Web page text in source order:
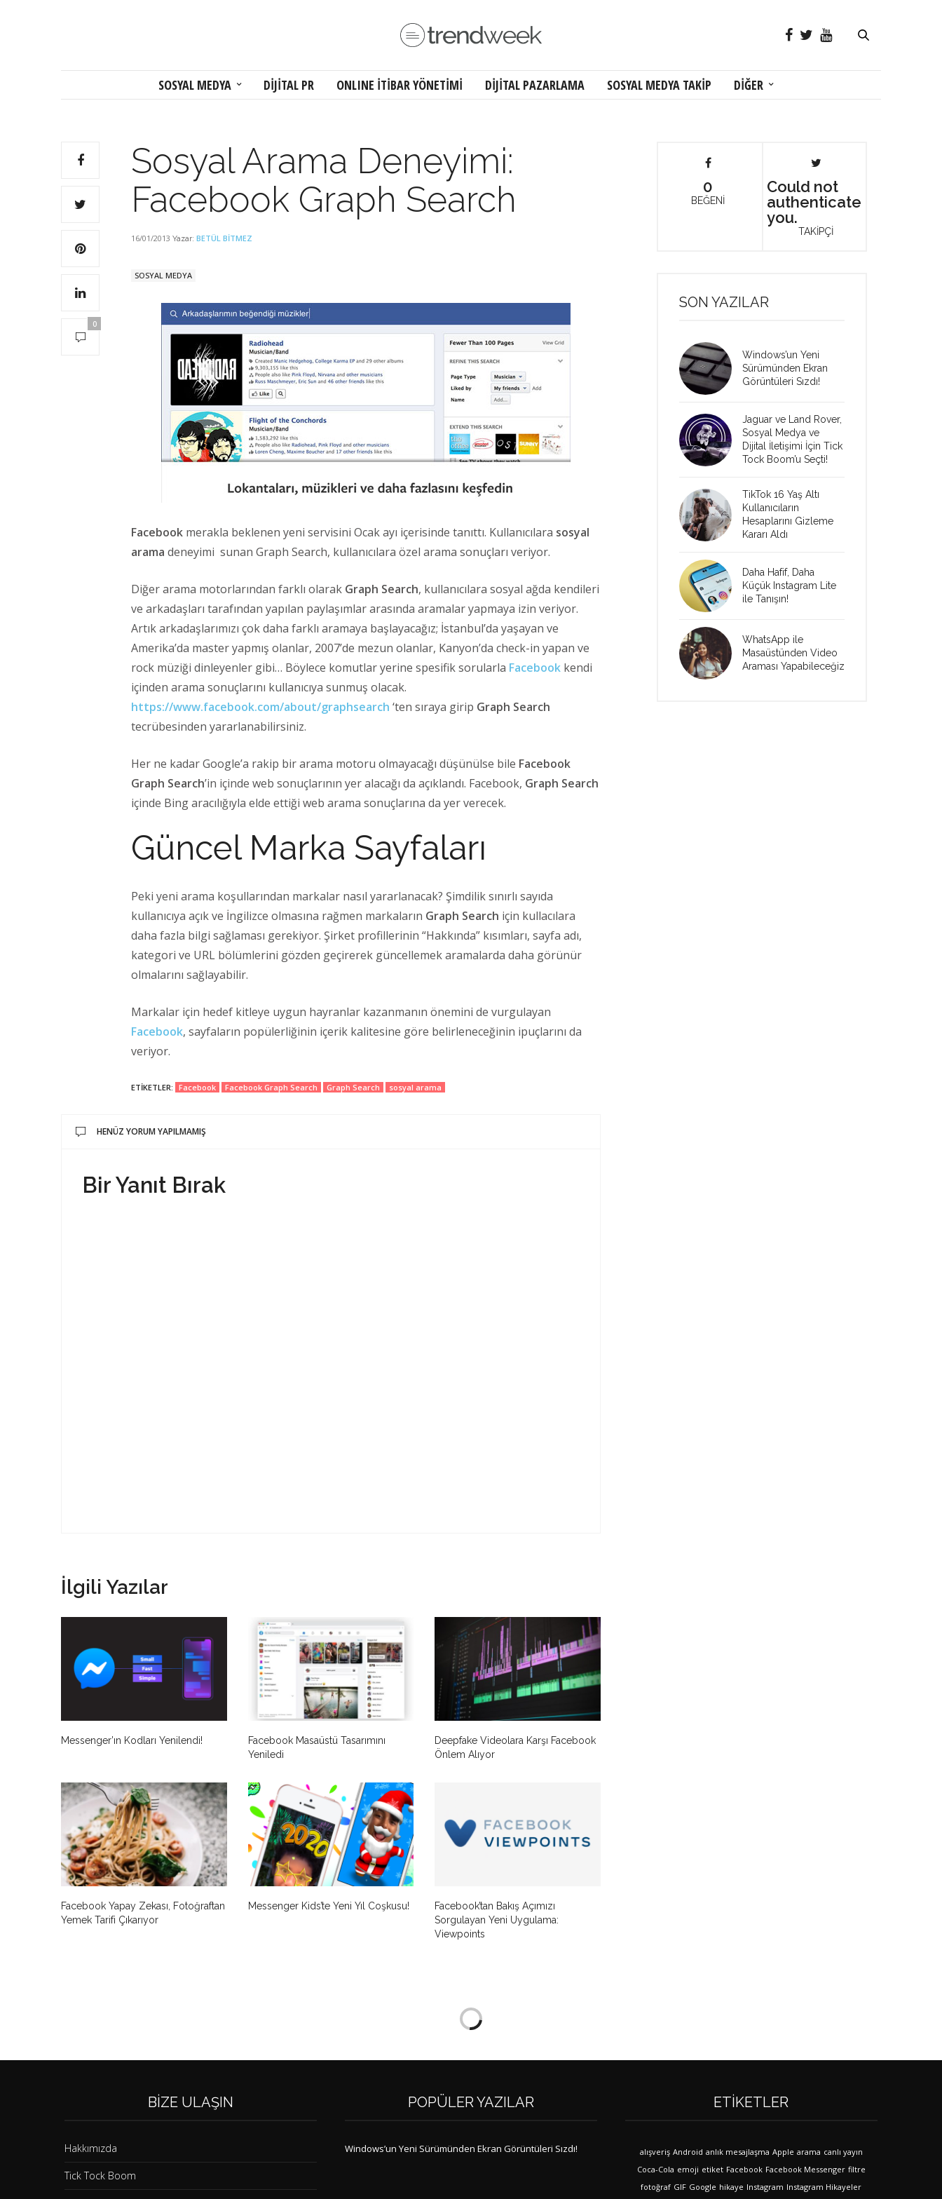
SOSYAL MEDYA DİJİTAL PR ONLINE İTİBAR YÖNETİMİ DİJİTAL PAZARLAMA SOSYAL MEDYA TAKİP DİĞER
0
Sosyal Arama Deneyimi:
Facebook Graph Search
16/01/2013 Yazar: BETÜL BITMEZ
SOSYAL MEDYA
Facebook merakla beklenen yeni servisini Ocak ayı içerisinde tanıttı. Kullanıcılara sosyal
arama deneyimi sunan Graph Search, kullanıcılara özel arama sonuçları veriyor.
Diğer arama motorlarından farklı olarak Graph Search, kullanıcılara sosyal ağda kendileri
ve arkadaşları tarafından yapılan paylaşımlar arasında aramalar yapmaya izin veriyor.
Artık arkadaşlarımızı çok daha farklı aramaya başlayacağız; İstanbul’da yaşayan ve
Amerika’da master yapmış olanlar, 2007’de mezun olanlar, Kanyon’da check-in yapan ve
rock müziği dinleyenler gibi… Böylece komutlar yerine spesifik sorularla Facebook kendi
içinden arama sonuçlarını kullanıcıya sunmuş olacak.
https://www.facebook.com/about/graphsearch ‘ten sıraya girip Graph Search
tecrübesinden yararlanabilirsiniz.
Her ne kadar Google’a rakip bir arama motoru olmayacağı düşünülse bile Facebook
Graph Search’in içinde web sonuçlarının yer alacağı da açıklandı. Facebook, Graph Search
içinde Bing aracılığıyla elde ettiği web arama sonuçlarına da yer verecek.
Güncel Marka Sayfaları
Peki yeni arama koşullarından markalar nasıl yararlanacak? Şimdilik sınırlı sayıda
kullanıcıya açık ve İngilizce olmasına rağmen markaların Graph Search için kullacılara
daha fazla bilgi sağlaması gerekiyor. Şirket profillerinin “Hakkında” kısımları, sayfa adı,
kategori ve URL bölümlerini gözden geçirerek güncellemek aramalarda daha görünür
olmalarını sağlayabilir.
Markalar için hedef kitleye uygun hayranlar kazanmanın önemini de vurgulayan
Facebook, sayfaların popülerliğinin içerik kalitesine göre belirleneceğinin ipuçlarını da
veriyor.
ETIKETLER: Facebook Facebook Graph Search Graph Search sosyal arama
HENÜZ YORUM YAPILMAMIŞ
Bir Yanıt Bırak
İlgili Yazılar
Messenger’ın Kodları Yenilendi!
Facebook Masaüstü Tasarımını
Yeniledi
Deepfake Videolara Karşı Facebook
Önlem Alıyor
Facebook Yapay Zekası, Fotoğraftan
Yemek Tarifi Çıkarıyor
Messenger Kids’te Yeni Yıl Coşkusu!
Facebook’tan Bakış Açımızı
Sorgulayan Yeni Uygulama:
Viewpoints
0
BEĞENİ
Could not
authenticate
you.
TAKİPÇİ
SON YAZILAR
Windows’un Yeni
Sürümünden Ekran
Görüntüleri Sızdı!
Jaguar ve Land Rover,
Sosyal Medya ve
Dijital İletişimi İçin Tick
Tock Boom’u Seçti!
TikTok 16 Yaş Altı
Kullanıcıların
Hesaplarını Gizleme
Kararı Aldı
Daha Hafif, Daha
Küçük Instagram Lite
ile Tanışın!
WhatsApp ile
Masaüstünden Video
Araması Yapabileceğiz
BIZE ULAŞIN
Hakkımızda
Tick Tock Boom
POPÜLER YAZILAR
Windows’un Yeni Sürümünden Ekran Görüntüleri Sızdı!
ETIKETLER
alışveriş Android anlık mesajlaşma Apple arama canlı yayın
Coca-Cola emoji etiket Facebook Facebook Messenger filtre
fotoğraf GIF Google hikaye Instagram Instagram Hikayeler